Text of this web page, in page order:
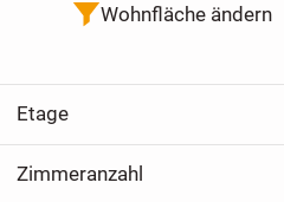
Wohnfläche ändern
Etage
Zimmeranzahl